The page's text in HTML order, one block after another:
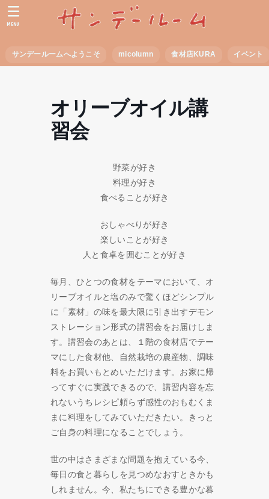
サンデールームへようこそ micolumn 食材店KURA イベント
MENU
オリーブオイル講
習会
野菜が好き
料理が好き
食べることが好き
おしゃべりが好き
楽しいことが好き
人と食卓を囲むことが好き
毎月、ひとつの食材をテーマにおいて、オ
リーブオイルと塩のみで驚くほどシンプル
に「素材」の味を最大限に引き出すデモン
ストレーション形式の講習会をお届けしま
す。講習会のあとは、１階の食材店でテー
マにした食材他、自然栽培の農産物、調味
料をお買いもとめいただけます。お家に帰
ってすぐに実践できるので、講習内容を忘
れないうちレシピ頼らず感性のおもむくま
まに料理をしてみていただきたい。きっと
ご自身の料理になることでしょう。
世の中はさまざまな問題を抱えている今、
毎日の食と暮らしを見つめなおすときかも
しれません。今、私たちにできる豊かな暮